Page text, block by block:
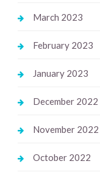
March 2023
February 2023
January 2023
December 2022
November 2022
October 2022